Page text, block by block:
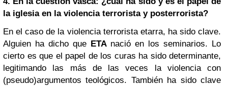
la iglesia en la violencia terrorista y posterrorista?
En el caso de la violencia terrorista etarra, ha sido clave.
Alguien ha dicho que ETAnació en los seminarios. Lo
cierto es que el papel de los curas ha sido determinante,
legitimando las más de las veces la violencia con
(pseudo)argumentos teológicos. También ha sido clave